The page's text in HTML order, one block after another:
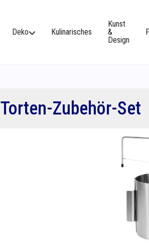
Deko Kulinarisches
Kunst
&
Design
Torten-Zubehör-Set